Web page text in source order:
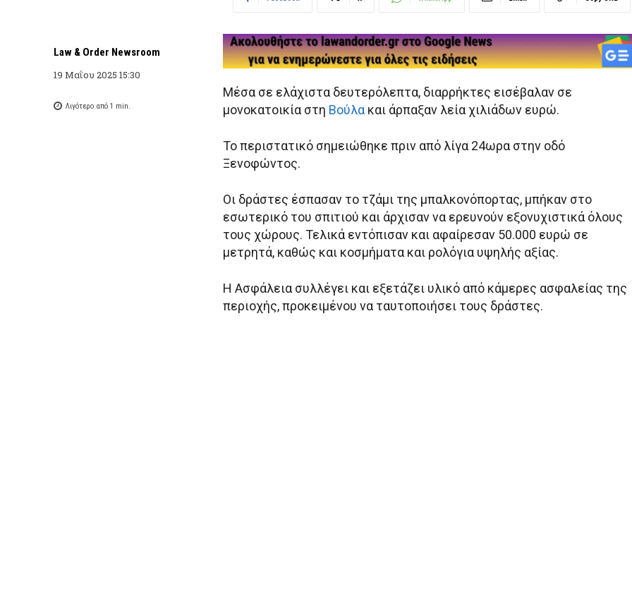
Law & Order Newsroom
19 Μαΐου 2025 15:30
Λιγότερο από 1 min.
Μέσα σε ελάχιστα δευτερόλεπτα, διαρρήκτες εισέβαλαν σε
μονοκατοικία στη Βούλα και άρπαξαν λεία χιλιάδων ευρώ.
Το περιστατικό σημειώθηκε πριν από λίγα 24ωρα στην οδό
Ξενοφώντος.
Οι δράστες έσπασαν το τζάμι της μπαλκονόπορτας, μπήκαν στο
εσωτερικό του σπιτιού και άρχισαν να ερευνούν εξονυχιστικά όλους
τους χώρους. Τελικά εντόπισαν και αφαίρεσαν 50.000 ευρώ σε
μετρητά, καθώς και κοσμήματα και ρολόγια υψηλής αξίας.
Η Ασφάλεια συλλέγει και εξετάζει υλικό από κάμερες ασφαλείας της
περιοχής, προκειμένου να ταυτοποιήσει τους δράστες.